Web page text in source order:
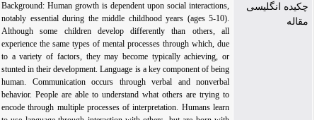
چکیده انگلیسی
مقاله
Background: Human growth is dependent upon social interactions,
notably essential during the middle childhood years (ages 5-10).
Although some children develop differently than others, all
experience the same types of mental processes through which, due
to a variety of factors, they may become typically achieving, or
stunted in their development. Language is a key component of being
human. Communication occurs through verbal and nonverbal
behavior. People are able to understand what others are trying to
encode through multiple processes of interpretation. Humans learn